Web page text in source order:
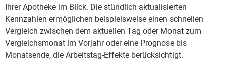
Ihrer Apotheke im Blick. Die stündlich aktualisierten
Kennzahlen ermöglichen beispielsweise einen schnellen
Vergleich zwischen dem aktuellen Tag oder Monat zum
Vergleichsmonat im Vorjahr oder eine Prognose bis
Monatsende, die Arbeitstag-Effekte berücksichtigt.